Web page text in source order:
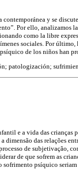
y se
Por ello, analizamos
como la libre
sociales. Por
de los niños han
patologización;
e a vida das crianças
dimensão das relações
de subjetivação,
de que sofrem as
psíquico